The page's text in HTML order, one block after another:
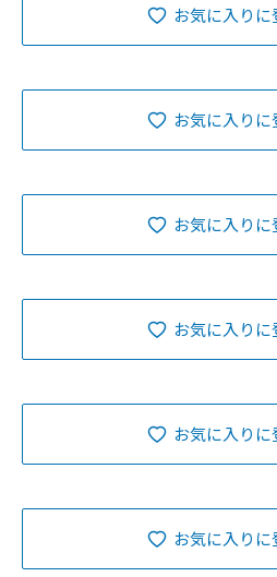
お気に入りに
お気に入りに
お気に入りに
お気に入りに
お気に入りに
お気に入りに